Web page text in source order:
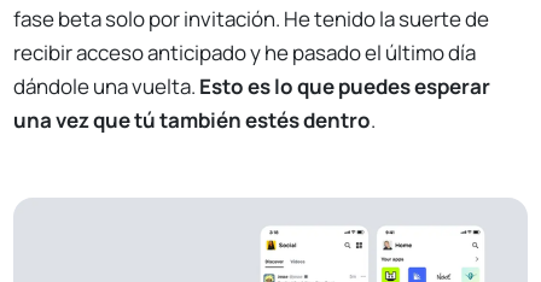
fase beta solo por invitación. He tenido la suerte de
recibir acceso anticipado y he pasado el último día
dándole una vuelta. Esto es lo que puedes esperar
una vez que tú también estés dentro.